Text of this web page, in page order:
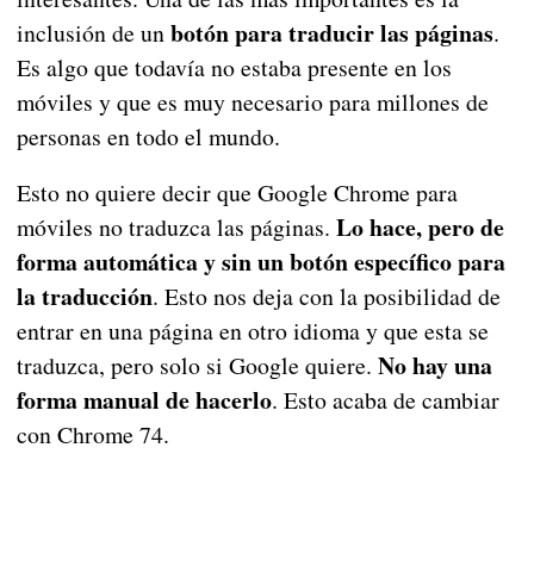
inclusión de unbotón para traducir las páginas.
Es algo que todavía no estaba presente en los
móviles y que es muy necesario para millones de
personas en todo el mundo.
Esto no quiere decir que Google Chrome para
móviles no traduzca las páginas. Lo hace, pero de
forma automática y sin un botón específico para
la traducción. Esto nos deja con la posibilidad de
entrar en una página en otro idioma y que esta se
traduzca, pero solo si Google quiere. No hay una
forma manual de hacerlo. Esto acaba de cambiar
con Chrome 74.